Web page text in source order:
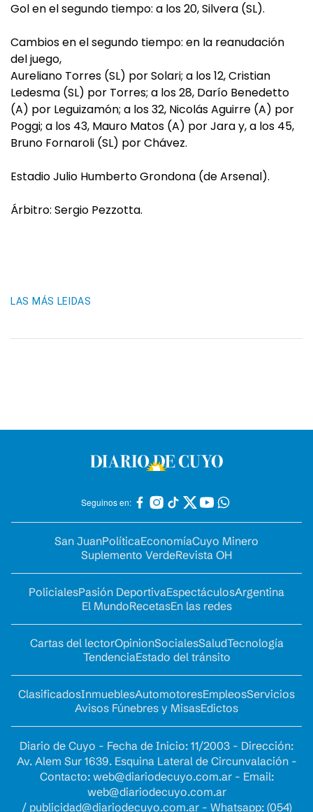
Gol en el segundo tiempo: a los 20, Silvera (SL).
Cambios en el segundo tiempo: en la reanudación
del juego,
Aureliano Torres (SL) por Solari; a los 12, Cristian
Ledesma (SL) por Torres; a los 28, Darío Benedetto
(A) por Leguizamón; a los 32, Nicolás Aguirre (A) por
Poggi; a los 43, Mauro Matos (A) por Jara y, a los 45,
Bruno Fornaroli (SL) por Chávez.
Estadio Julio Humberto Grondona (de Arsenal).
Árbitro: Sergio Pezzotta.
LAS MÁS LEIDAS
Seguinos en:
San JuanPolíticaEconomíaCuyo Minero
Suplemento VerdeRevista OH
PolicialesPasión DeportivaEspectáculosArgentina
El MundoRecetasEn las redes
Cartas del lectorOpinionSocialesSaludTecnología
TendenciaEstado del tránsito
ClasificadosInmueblesAutomotoresEmpleosServicios
Avisos Fúnebres y MisasEdictos
Diario de Cuyo - Fecha de Inicio: 11/2003 - Dirección:
Av. Alem Sur 1639. Esquina Lateral de Circunvalación -
Contacto: web@diariodecuyo.com.ar- Email:
web@diariodecuyo.com.ar
/ publicidad@diariodecuyo.com.ar- Whatsapp: (054)